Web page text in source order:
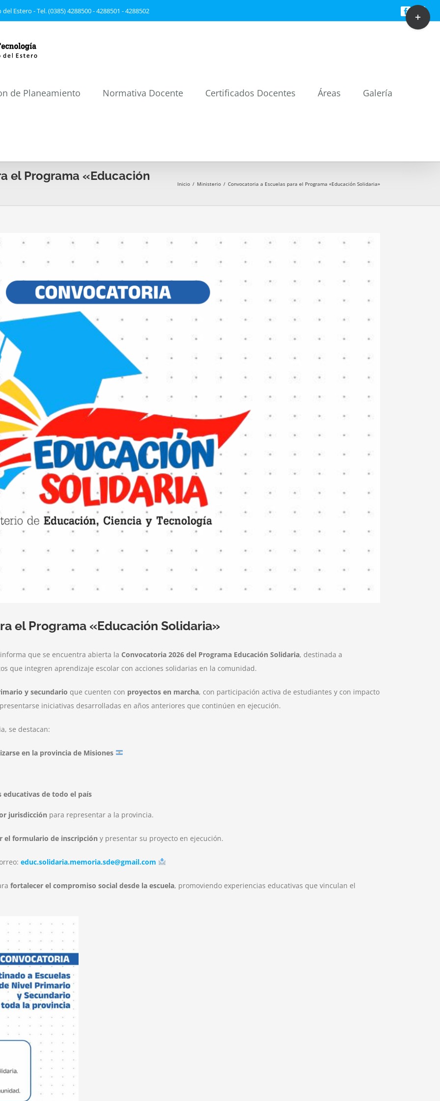
Estero - Tel. (0385) 4288500 - 4288501 - 4288502 Facebook
de Planeamiento Normativa Docente Certificados Docentes Áreas Galería
el Programa «Educación
Inicio / Ministerio / Convocatoria a Escuelas para el Programa «Educación Solidaria»
el Programa «Educación Solidaria»
que se encuentra abierta la Convocatoria 2026 del Programa Educación Solidaria, destinada a
que integren aprendizaje escolar con acciones solidarias en la comunidad.
y secundario que cuenten con proyectos en marcha, con participación activa de estudiantes y con impacto
iniciativas desarrolladas en años anteriores que continúen en ejecución.
se destacan:
en la provincia de Misiones
de todo el país
jurisdicción para representar a la provincia.
el formulario de inscripción y presentar su proyecto en ejecución.
educ.solidaria.memoria.sde@gmail.com
fortalecer el compromiso social desde la escuela, promoviendo experiencias educativas que vinculan el
Toggle
Sliding